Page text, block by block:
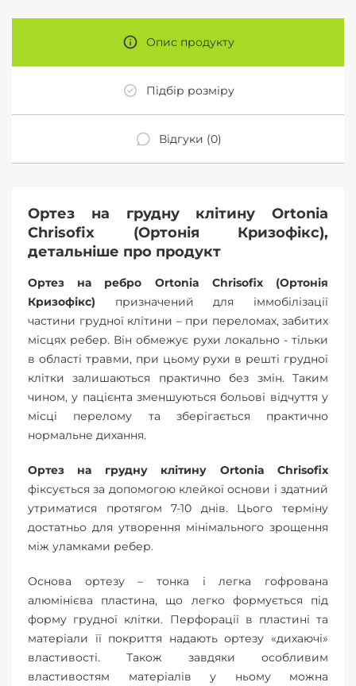
Опис продукту
Підбір розміру
Відгуки (0)
Ортез на грудну клітину Ortonia
Chrisofix (Ортонія Кризофікс),
детальніше про продукт
Ортез на ребро Ortonia Chrisofix (Ортонія
Кризофікс) призначений для іммобілізації
частини грудної клітини – при переломах, забитих
місцях ребер. Він обмежує рухи локально - тільки
в області травми, при цьому рухи в решті грудної
клітки залишаються практично без змін. Таким
чином, у пацієнта зменшуються больові відчуття у
місці перелому та зберігається практично
нормальне дихання.
Ортез на грудну клітину Ortonia Chrisofix
фіксується за допомогою клейкої основи і здатний
утриматися протягом 7-10 днів. Цього терміну
достатньо для утворення мінімального зрощення
між уламками ребер.
Основа ортезу – тонка і легка гофрована
алюмінієва пластина, що легко формується під
форму грудної клітки. Перфорації в пластині та
матеріали її покриття надають ортезу «дихаючі»
властивості. Також завдяки особливим
властивостям матеріалів у ньому можна